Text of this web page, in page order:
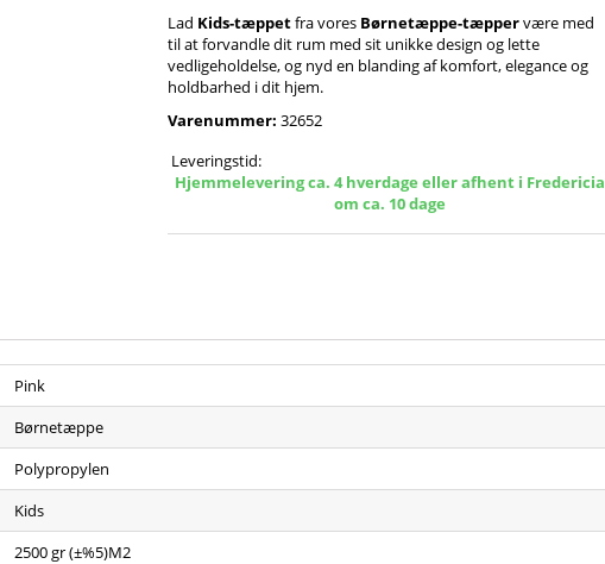
Lad Kids-tæppetfra vores Børnetæppe-tæppervære med
til at forvandle dit rum med sit unikke design og lette
vedligeholdelse, og nyd en blanding af komfort, elegance og
holdbarhed i dit hjem.
Varenummer: 32652
Leveringstid:
Hjemmelevering ca. 4 hverdage eller afhent i Fredericia
om ca. 10 dage
Pink
Børnetæppe
Polypropylen
Kids
2500 gr (±%5)M2